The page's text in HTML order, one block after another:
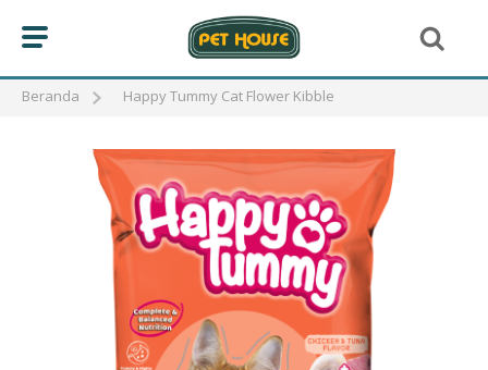
Beranda Happy Tummy Cat Flower Kibble
BIRD
CAT
MAKANAN KUCING
FISH
REPTILE
DOG